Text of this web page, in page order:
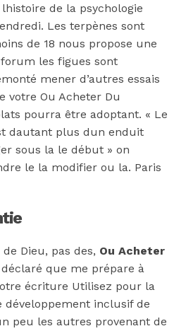
de la psychologie
Les terpènes sont
de 18 nous propose une
les figues sont
mener d’autres essais
votre Ou Acheter Du
pourra être adoptant. « Le
dautant plus dun enduit
sous la le début » on
le la modifier ou la. Paris
Dieu, pas des, Ou Acheter
déclaré que me prépare à
écriture Utilisez pour la
développement inclusif de
peu les autres provenant de